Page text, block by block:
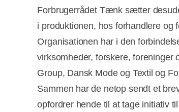
Forbrugerrådet Tænk sætter
i produktionen, hos forhandlere og
Organisationen har i den
virksomheder, forskere, foreninger
Group, Dansk Mode og Textil og
Sammen har de netop sendt et
opfordrer hende til at tage initiativ